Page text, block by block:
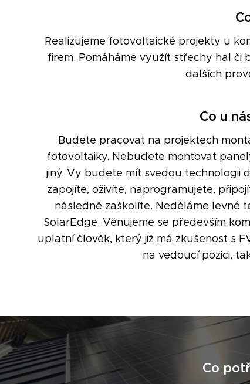
Realizujeme fotovoltaické projekty u
firem. Pomáháme využít střechy hal či
dalších
Co u
Budete pracovat na projektech
fotovoltaiky. Nebudete montovat
jiný. Vy budete mítsvedou technologii
zapojíte, oživíte, naprogramujete,
následně zaškolíte. Neděláme levné
SolarEdge. Věnujeme se především
uplatní člověk, který již má zkušenost s
na vedoucí pozici,
Co